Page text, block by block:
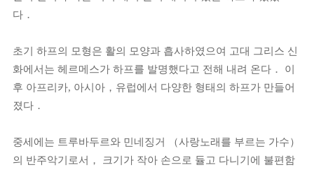
다．
초기 하프의 모형은 활의 모양과 흡사하였으여 고대 그리스 신
화에서는 헤르메스가 하프를 발명했다고 전해 내려 온다． 이
후 아프리카, 아시아，유럽에서 다양한 형태의 하프가 만들어
졌다．
중세에는 트루바두르와 민네징거 （사랑노래를 부르는 가수）
의 반주악기로서， 크기가 작아 손으로 듈고 다니기에 불편함